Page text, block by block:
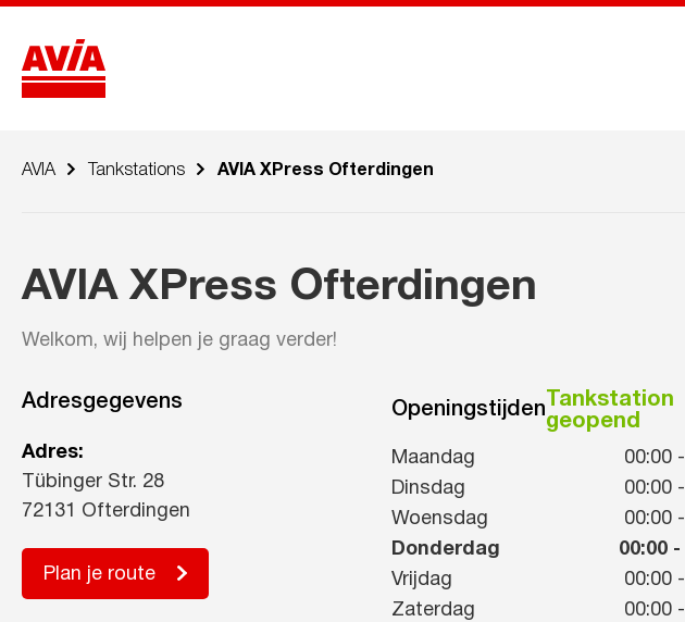
AVIA Tankstations AVIA XPress Ofterdingen
AVIA XPress Ofterdingen
Welkom, wij helpen je graag verder!
Adresgegevens
Adres:
Tübinger Str. 28
72131 Ofterdingen
Plan je route
Openingstijden
Tankstation
geopend
Maandag 00:00 -
Dinsdag
00:00 -
Woensdag
00:00 -
Donderdag
00:00 -
Vrijdag
00:00 -
Zaterdag
00:00 -